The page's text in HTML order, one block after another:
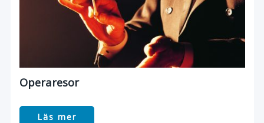
Operaresor
Läs mer